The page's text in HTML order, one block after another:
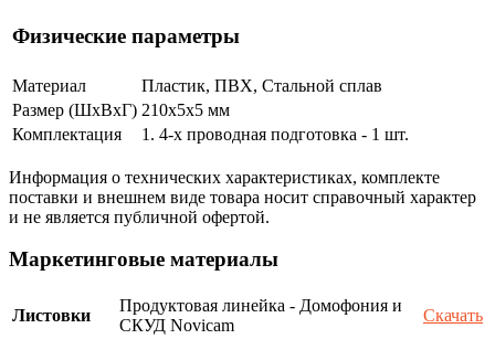
Физические параметры
Материал
Пластик, ПВХ, Стальной сплав
Размер (ШxВxГ) 210x5x5 мм
Комплектация
1. 4-х проводная подготовка - 1 шт.
Информация о технических характеристиках, комплекте
поставки и внешнем виде товара носит справочный характер
и не является публичной офертой.
Маркетинговые материалы
Листовки
Продуктовая линейка - Домофония и
СКУД Novicam
Скачать